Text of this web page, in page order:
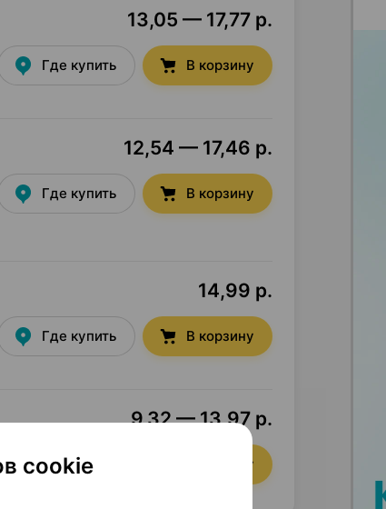
13,05 — 17,77 р.
Где купить В корзину
12,54 — 17,46 р.
Где купить В корзину
14,99 р.
Где купить В корзину
9,32 — 13,97 р.
Где купить В корзину
cookie